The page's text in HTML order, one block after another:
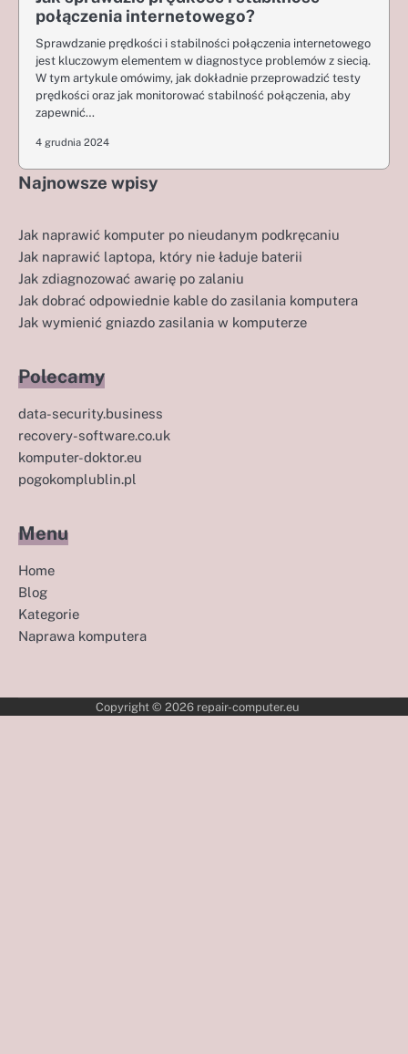
połączenia internetowego?
Sprawdzanie prędkości i stabilności połączenia internetowego
jest kluczowym elementem w diagnostyce problemów z siecią.
W tym artykule omówimy, jak dokładnie przeprowadzić testy
prędkości oraz jak monitorować stabilność połączenia, aby
zapewnić…
4 grudnia 2024
Najnowsze wpisy
Jak naprawić komputer po nieudanym podkręcaniu
Jak naprawić laptopa, który nie ładuje baterii
Jak zdiagnozować awarię po zalaniu
Jak dobrać odpowiednie kable do zasilania komputera
Jak wymienić gniazdo zasilania w komputerze
Polecamy
data-security.business
recovery-software.co.uk
komputer-doktor.eu
pogokomplublin.pl
Menu
Home
Blog
Kategorie
Naprawa komputera
Copyright © 2026 repair-computer.eu